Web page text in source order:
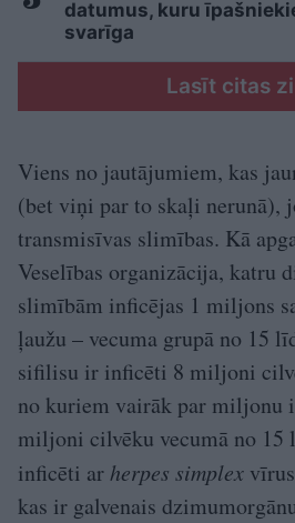
datumus, kuru
svarīga
Lasīt citas
Viens no jautājumiem, kas
(bet viņi par to skaļi nerunā),
transmisīvas slimības. Kā
Veselības organizācija, katru
slimībām inficējas 1 miljons
ļaužu – vecuma grupā no 15
sifilisu ir inficēti 8 miljoni
no kuriem vairāk par miljonu
miljoni cilvēku vecumā no 15
inficēti arherpes simplex
kas ir galvenais